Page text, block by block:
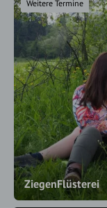
ZiegenFlüsterei
Weitere Termine